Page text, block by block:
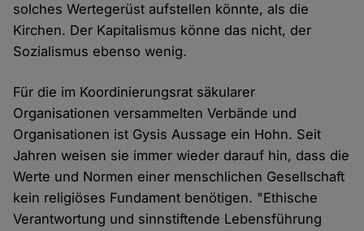
solches Wertegerüst aufstellen könnte, als die
Kirchen. Der Kapitalismus könne das nicht, der
Sozialismus ebenso wenig.
Für die im Koordinierungsrat säkularer
Organisationen versammelten Verbände und
Organisationen ist Gysis Aussage ein Hohn. Seit
Jahren weisen sie immer wieder darauf hin, dass die
Werte und Normen einer menschlichen Gesellschaft
kein religiöses Fundament benötigen. "Ethische
Verantwortung und sinnstiftende Lebensführung